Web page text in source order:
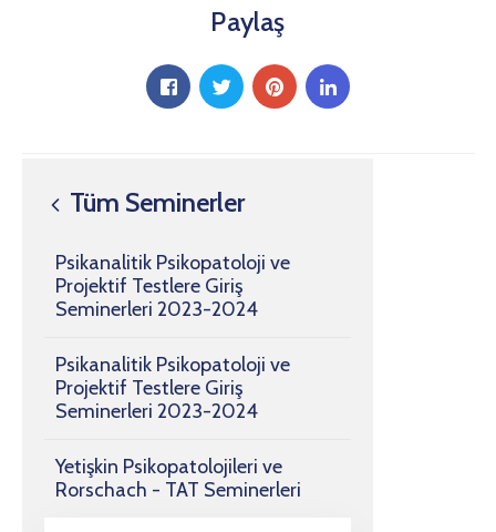
Paylaş
Tüm Seminerler
Psikanalitik Psikopatoloji ve
Projektif Testlere Giriş
Seminerleri 2023-2024
Psikanalitik Psikopatoloji ve
Projektif Testlere Giriş
Seminerleri 2023-2024
Yetişkin Psikopatolojileri ve
Rorschach - TAT Seminerleri